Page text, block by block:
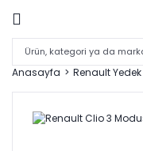
Anasayfa Renault